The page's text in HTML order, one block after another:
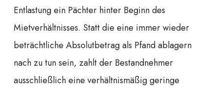
Entlastung ein Pächter hinter Beginn des
Mietverhältnisses. Statt die eine immer wieder
beträchtliche Absolutbetrag als Pfand ablagern
nach zu tun sein, zahlt der Bestandnehmer
ausschließlich eine verhältnismäßig geringe